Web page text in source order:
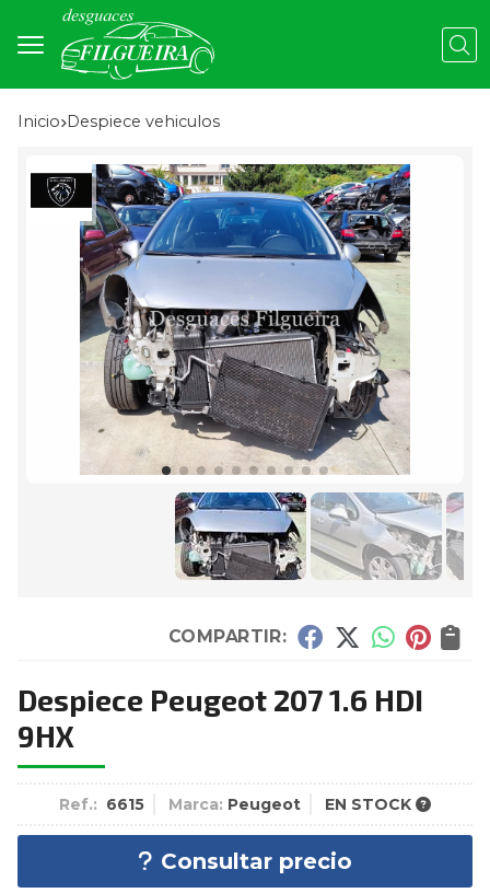
Inicio despiece vehiculos
COMPARTIR:
Despiece Peugeot 207 1.6 HDI
9HX
Ref.: 6615 Marca: Peugeot EN STOCK
Consultar precio